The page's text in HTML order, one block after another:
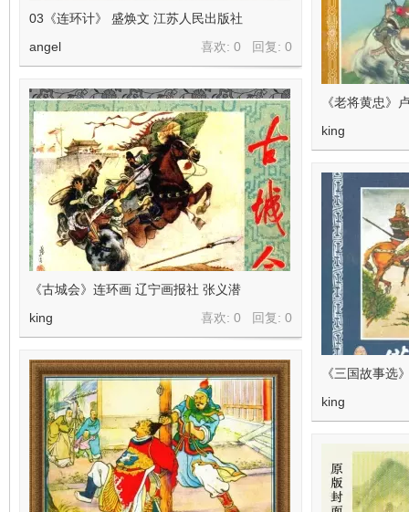
03《连环计》 盛焕文 江苏人民出版社
喜欢: 0 回复: 0
angel
《老将黄忠》
king
《古城会》连环画 辽宁画报社 张义潜
喜欢: 0 回复: 0
king
《三国故事选
king